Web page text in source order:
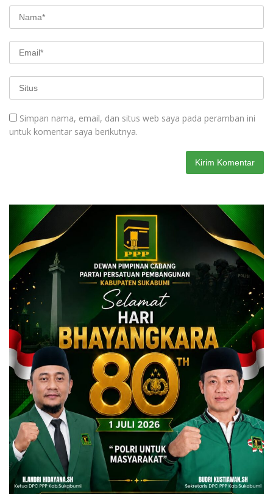
Simpan nama, email, dan situs web saya pada peramban ini
untuk komentar saya berikutnya.